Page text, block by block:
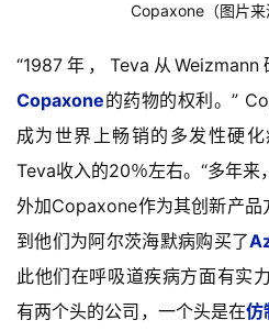
Copaxone（图片来
“1987年，Teva从
Copaxone的药物的权利。”
成为世界上畅销的多发性硬
Teva收入的20％左右。“多年来
外加Copaxone作为其创新产品
到他们为阿尔茨海默病购买了
此他们在呼吸道疾病方面有实
有两个头的公司，一个头是在仿